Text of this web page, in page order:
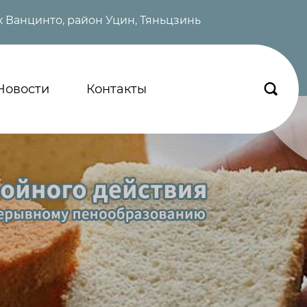
район Уцин, Тяньцзинь
Контакты 